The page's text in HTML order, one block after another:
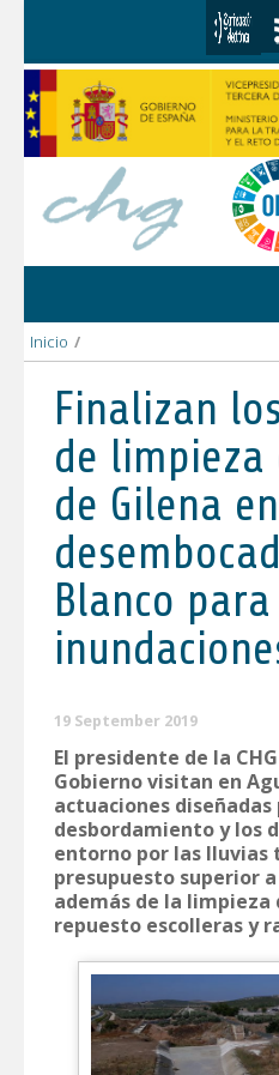
Inicio /
Finalizan
de limpieza
de Gilena
Blanco
19 September 2019
El presidente de la
Gobierno visitan en
actuaciones
desbordamiento y los
entorno por las lluvias
presupuesto superior a
además de la limpieza
repuesto escolleras y